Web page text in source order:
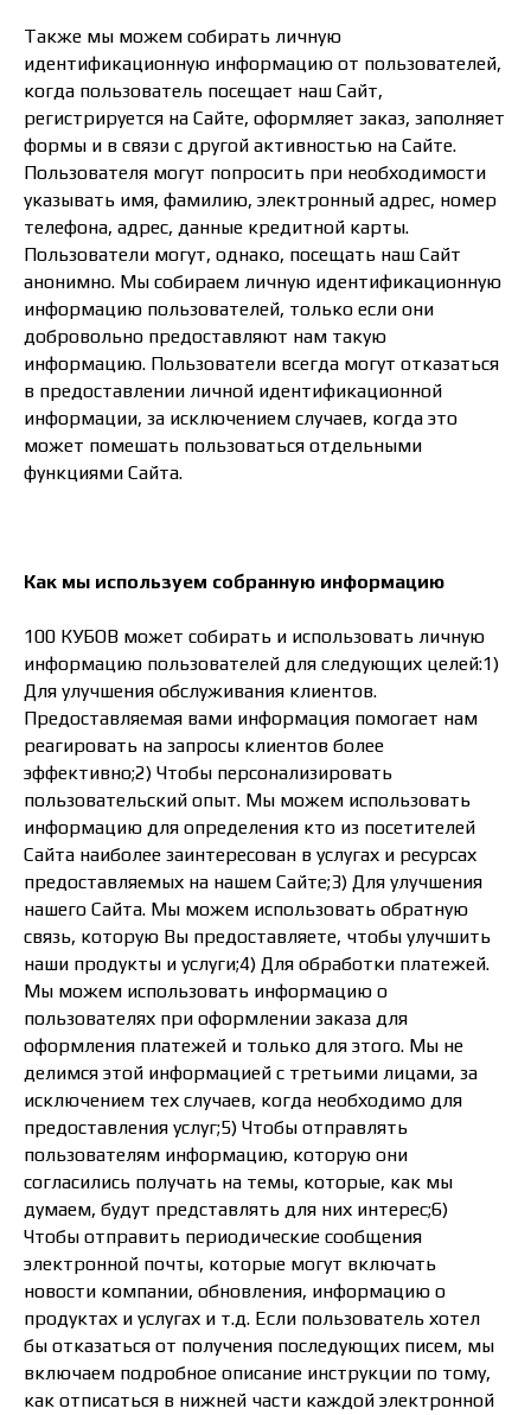
Также мы можем собирать личную
идентификационную информацию от пользователей,
когда пользователь посещает наш Сайт,
регистрируется на Сайте, оформляет заказ, заполняет
формы и в связи с другой активностью на Сайте.
Пользователя могут попросить при необходимости
указывать имя, фамилию, электронный адрес, номер
телефона, адрес, данные кредитной карты.
Пользователи могут, однако, посещать наш Сайт
анонимно. Мы собираем личную идентификационную
информацию пользователей, только если они
добровольно предоставляют нам такую
информацию. Пользователи всегда могут отказаться
в предоставлении личной идентификационной
информации, за исключением случаев, когда это
может помешать пользоваться отдельными
функциями Сайта.
Как мы используем собранную информацию
100 КУБОВ может собирать и использовать личную
информацию пользователей для следующих целей:1)
Для улучшения обслуживания клиентов.
Предоставляемая вами информация помогает нам
реагировать на запросы клиентов более
эффективно;2) Чтобы персонализировать
пользовательский опыт. Мы можем использовать
информацию для определения кто из посетителей
Сайта наиболее заинтересован в услугах и ресурсах
предоставляемых на нашем Сайте;3) Для улучшения
нашего Сайта. Мы можем использовать обратную
связь, которую Вы предоставляете, чтобы улучшить
наши продукты и услуги;4) Для обработки платежей.
Мы можем использовать информацию о
пользователях при оформлении заказа для
оформления платежей и только для этого. Мы не
делимся этой информацией с третьими лицами, за
исключением тех случаев, когда необходимо для
предоставления услуг;5) Чтобы отправлять
пользователям информацию, которую они
согласились получать на темы, которые, как мы
думаем, будут представлять для них интерес;6)
Чтобы отправить периодические сообщения
электронной почты, которые могут включать
новости компании, обновления, информацию о
продуктах и услугах и т.д. Если пользователь хотел
бы отказаться от получения последующих писем, мы
включаем подробное описание инструкции по тому,
как отписаться в нижней части каждой электронной